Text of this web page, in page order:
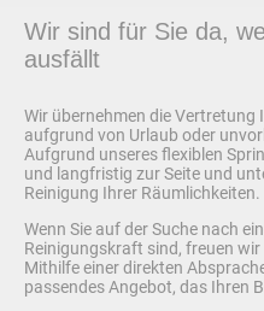
Wir sind für Sie da,
ausfällt
Wir übernehmen die
aufgrund von Urlaub oder
Aufgrund unseres flexiblen
und langfristig zur Seite und
Reinigung Ihrer Räumlichkeiten.
Wenn Sie auf der Suche nach
Reinigungskraft sind, freuen
Mithilfe einer direkten
passendes Angebot, das Ihren